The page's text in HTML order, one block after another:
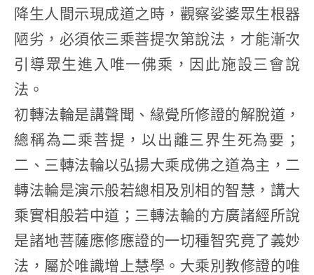
降生人間示現成道之時，觀察娑婆眾生根器
陋劣，必須依三乘菩提次第說法，才能漸次
引導眾生進入唯一佛乘，因此施設三會說
法。
初轉法輪是講聲聞、緣覺所修證的解脫道，
總稱為二乘菩提，以出離三界生死為要；
二、三轉法輪以弘揚大乘成佛之道為主，二
轉法輪是演示般若總相及別相的智慧，講大
乘實相般若中道；三轉法輪的方廣諸經所說
是諸地菩薩應修應證的一切種智究竟了義妙
法，屬於唯識增上慧學。大乘別教修證的唯